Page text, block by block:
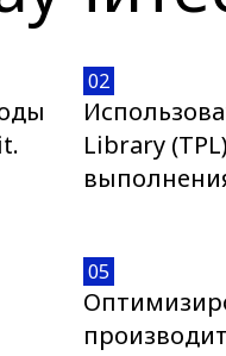
02
Library
05